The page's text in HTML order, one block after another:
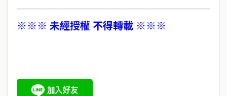
※※※ 未經授權 不得轉載 ※※※